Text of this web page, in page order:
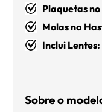
Plaquetas
Molas na
Inclui Lentes:
Sobre o